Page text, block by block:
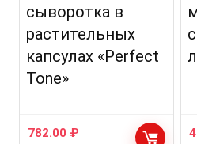
сыворотка в
растительных
капсулах «Perfect
Tone»
782.00 ₽